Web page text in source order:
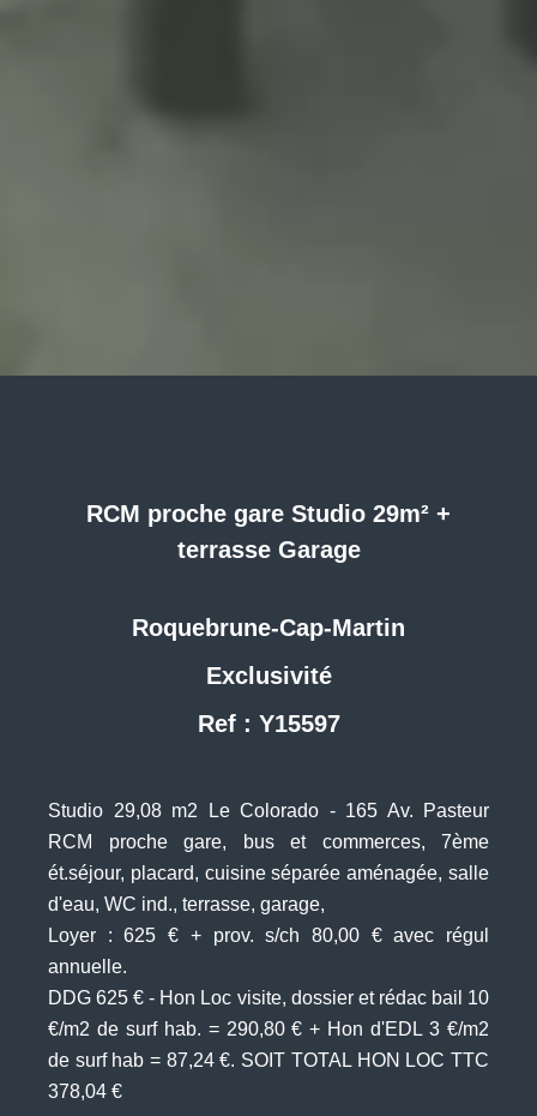
RCM proche gare Studio 29m² +
terrasse Garage
Roquebrune-Cap-Martin
Exclusivité
Ref : Y15597
Studio 29,08 m2 Le Colorado - 165 Av. Pasteur
RCM proche gare, bus et commerces, 7ème
ét.séjour, placard, cuisine séparée aménagée, salle
d'eau, WC ind., terrasse, garage,
Loyer : 625 € + prov. s/ch 80,00 € avec régul
annuelle.
DDG 625 € - Hon Loc visite, dossier et rédac bail 10
€/m2 de surf hab. = 290,80 € + Hon d'EDL 3 €/m2
de surf hab = 87,24 €. SOIT TOTAL HON LOC TTC
378,04 €